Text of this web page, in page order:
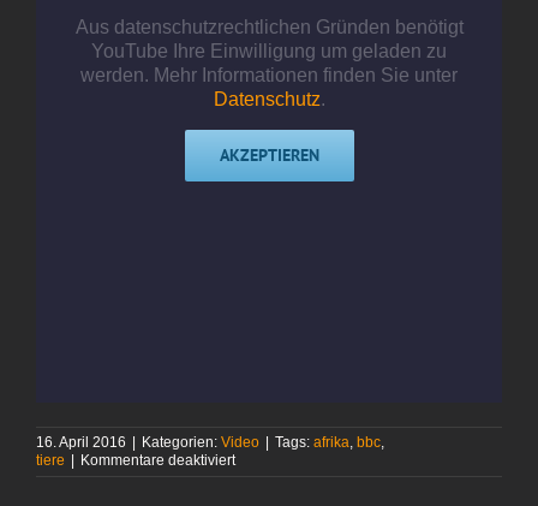
Aus datenschutzrechtlichen Gründen benötigt
YouTube Ihre Einwilligung um geladen zu
werden. Mehr Informationen finden Sie unter
Datenschutz.
AKZEPTIEREN
16. April 2016 | Kategorien: Video | Tags: afrika bbc
tiere | Kommentare deaktiviertfür